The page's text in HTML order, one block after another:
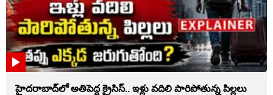
హైదరాబాద్‌లో అతిపెద్ద క్రైసిస్.. ఇళ్లు వదిలి పారిపోతున్న పిల్లలు